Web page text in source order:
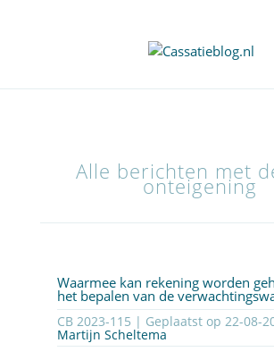
Alle berichten met
onteigening
Waarmee kan rekening worden
het bepalen van de
CB 2023-115 | Geplaatst op 22-08-
Martijn Scheltema